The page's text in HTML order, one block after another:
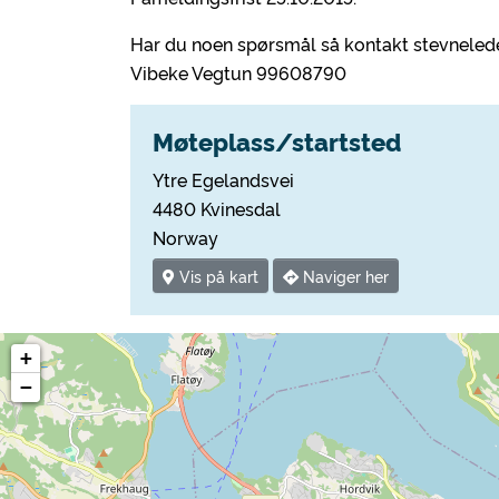
Har du noen spørsmål så kontakt
Vibeke Vegtun 99608790
Møteplass/startsted
Ytre Egelandsvei
4480 Kvinesdal
Norway
Vis på kart Naviger her
+
−